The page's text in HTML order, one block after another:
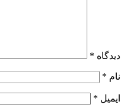
دیدگاه *
نام *
ایمیل *